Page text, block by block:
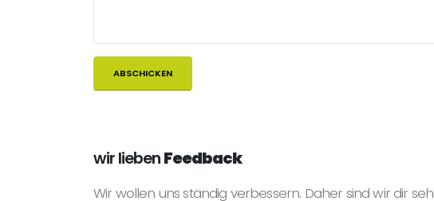
wir liebenFeedback
Wir wollen uns ständig verbessern. Daher sind wir dir